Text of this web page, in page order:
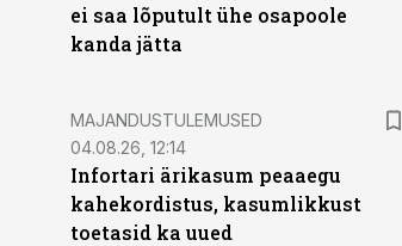
ei saa lõputult ühe osapoole
kanda jätta
MAJANDUSTULEMUSED
04.08.26, 12:14
Infortari ärikasum peaaegu
kahekordistus, kasumlikkust
toetasid ka uued